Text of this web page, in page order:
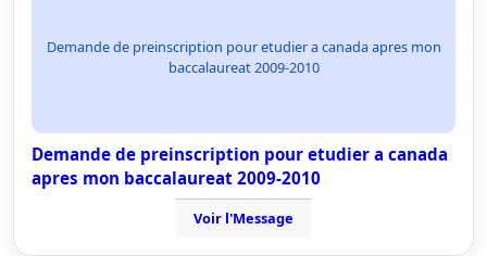
Demande de preinscription pour etudier a canada apres mon
baccalaureat 2009-2010
Demande de preinscription pour etudier a canada
apres mon baccalaureat 2009-2010
Voir l'Message